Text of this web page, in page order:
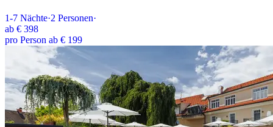
1-7 Nächte·2 Personen·
ab € 398
pro Person ab € 199